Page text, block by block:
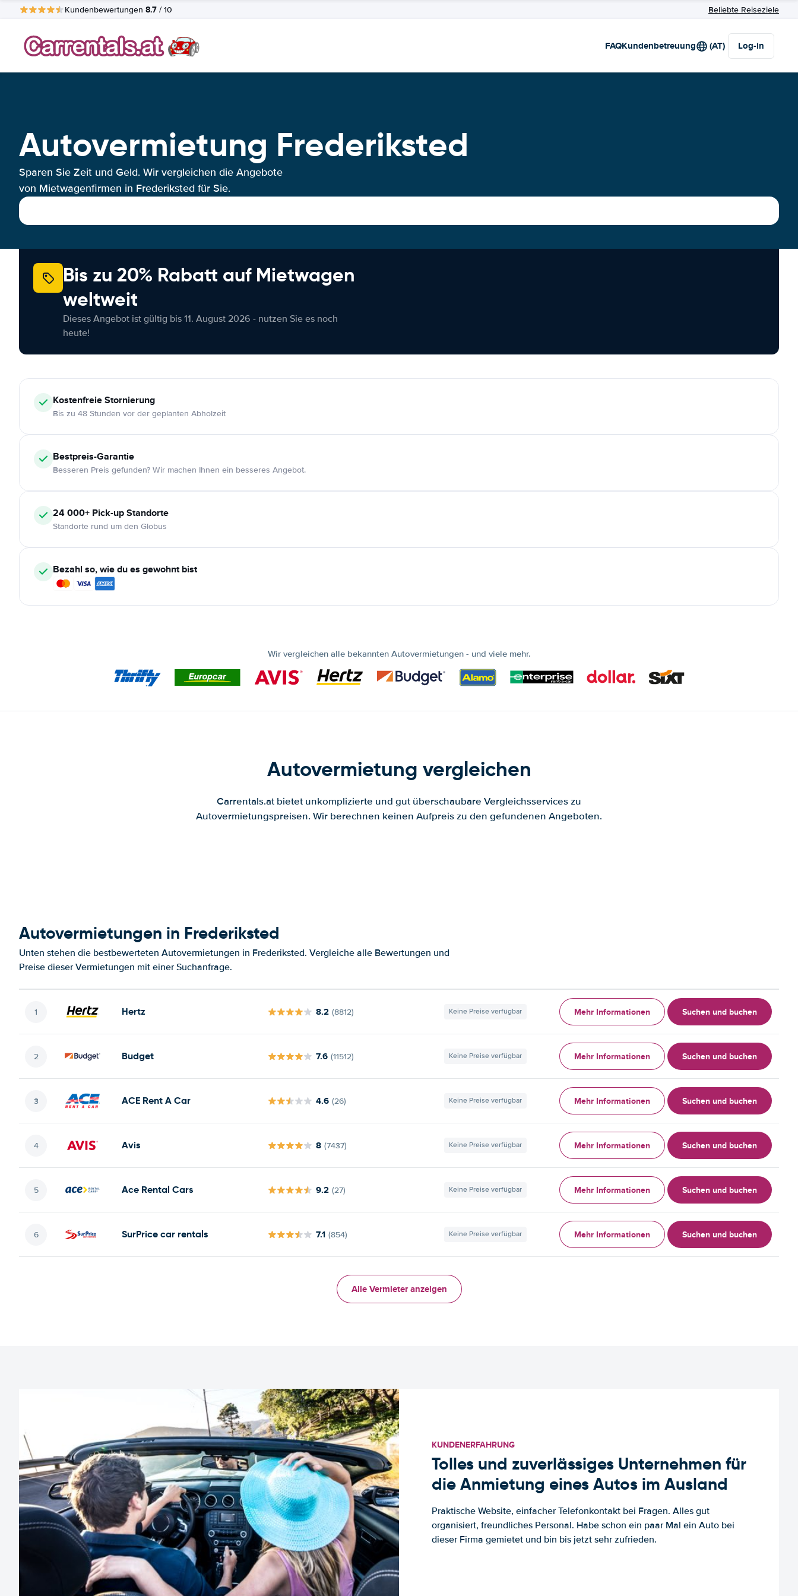
Kundenbewertungen 8.7 / 10 Beliebte Reiseziele
FAQKundenbetreuung (AT) Log-in
Autovermietung Frederiksted
Sparen Sie Zeit und Geld. Wir vergleichen die Angebote
von Mietwagenfirmen in Frederiksted für Sie.
Bis zu 20% Rabatt auf Mietwagen
weltweit
Dieses Angebot ist gültig bis 11. August 2026 - nutzen Sie es noch
heute!
KostenfreieStornierung
Bis zu 48 Stunden vor der geplanten Abholzeit
Bestpreis-Garantie
Besseren Preis gefunden? Wir machen Ihnen ein besseres Angebot.
24 000+ Pick-up Standorte
Standorte rund um den Globus
Bezahl so, wie du es gewohnt bist
Wir vergleichen alle bekannten Autovermietungen - und viele mehr.
Autovermietung vergleichen
Carrentals.at bietet unkomplizierte und gut überschaubare Vergleichsservices zu
Autovermietungspreisen. Wir berechnen keinen Aufpreis zu den gefundenen Angeboten.
Autovermietungen in Frederiksted
Unten stehen die bestbewerteten Autovermietungen in Frederiksted. Vergleiche alle Bewertungen und
Preise dieser Vermietungen mit einer Suchanfrage.
Hertz 8.2 (8812) Keine Preise verfügbar Mehr Informationen Suchen und buchen
Budget 7.6 (11512) Keine Preise verfügbar Mehr Informationen Suchen und buchen
ACE Rent A Car 4.6 (26) Keine Preise verfügbar Mehr Informationen Suchen und buchen
Avis 8 (7437) Keine Preise verfügbar Mehr Informationen Suchen und buchen
Ace Rental Cars 9.2 (27) Keine Preise verfügbar Mehr Informationen Suchen und buchen
SurPrice car rentals 7.1 (854) Keine Preise verfügbar Mehr Informationen Suchen und buchen
Alle Vermieter anzeigen
KUNDENERFAHRUNG
Tolles und zuverlässiges Unternehmen für
die Anmietung eines Autos im Ausland
Praktische Website, einfacher Telefonkontakt bei Fragen. Alles gut
organisiert, freundliches Personal. Habe schon ein paar Mal ein Auto bei
dieser Firma gemietet und bin bis jetzt sehr zufrieden.